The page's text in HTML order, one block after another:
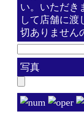
い。いただき
して店舗に渡
切ありません
写真